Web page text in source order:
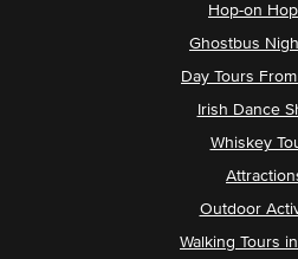
Hop-on
Ghostbus
Day Tours
Irish Dance
Whiskey
Outdoor
Walking Tours